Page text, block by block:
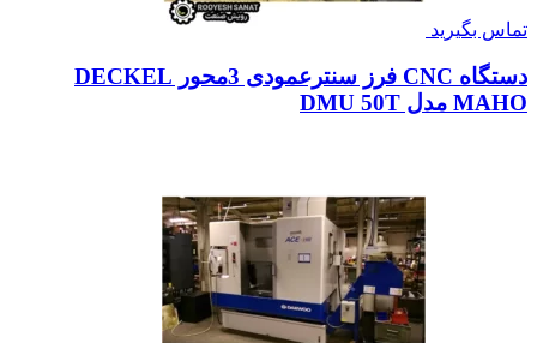
تماس بگیرید
دستگاه CNC فرز سنترعمودی 3محور DECKEL
MAHO مدل DMU 50T